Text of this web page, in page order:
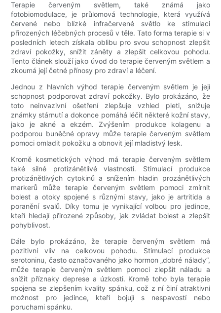
Terapie červeným světlem, také známá jako
fotobiomodulace, je průlomová technologie, která využívá
červené nebo blízké infračervené světlo ke stimulaci
přirozených léčebných procesů v těle. Tato forma terapie si v
posledních letech získala oblibu pro svou schopnost zlepšit
zdraví pokožky, snížit záněty a zlepšit celkovou pohodu.
Tento článek slouží jako úvod do terapie červeným světlem a
zkoumá její četné přínosy pro zdraví a léčení.
Jednou z hlavních výhod terapie červeným světlem je její
schopnost podporovat zdraví pokožky. Bylo prokázáno, že
toto neinvazivní ošetření zlepšuje vzhled pleti, snižuje
známky stárnutí a dokonce pomáhá léčit některé kožní stavy,
jako je akné a ekzém. Zvýšením produkce kolagenu a
podporou buněčné opravy může terapie červeným světlem
pomoci omladit pokožku a obnovit její mladistvý lesk.
Kromě kosmetických výhod má terapie červeným světlem
také silné protizánětlivé vlastnosti. Stimulací produkce
protizánětlivých cytokinů a snížením hladin prozánětlivých
markerů může terapie červeným světlem pomoci zmírnit
bolest a otoky spojené s různými stavy, jako je artritida a
poranění svalů. Díky tomu je vynikající volbou pro jedince,
kteří hledají přirozené způsoby, jak zvládat bolest a zlepšit
pohyblivost.
Dále bylo prokázáno, že terapie červeným světlem má
pozitivní vliv na celkovou pohodu. Stimulací produkce
serotoninu, často označovaného jako hormon „dobré nálady“,
může terapie červeným světlem pomoci zlepšit náladu a
snížit příznaky deprese a úzkosti. Kromě toho byla terapie
spojena se zlepšením kvality spánku, což z ní činí atraktivní
možnost pro jedince, kteří bojují s nespavostí nebo
poruchami spánku.